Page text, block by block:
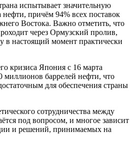
испытывает значительную
нефти, причём 94% всех поставок
Востока. Важно отметить, что
через Ормузский пролив,
в настоящий момент практически
кризиса Япония с 16 марта
миллионов баррелей нефти, что
для обеспечения страны
сотрудничества между
под вопросом, и многое зависит
и решений, принимаемых на